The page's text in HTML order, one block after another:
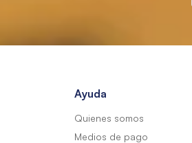
Ayuda
Quienes somos
Medios de pago